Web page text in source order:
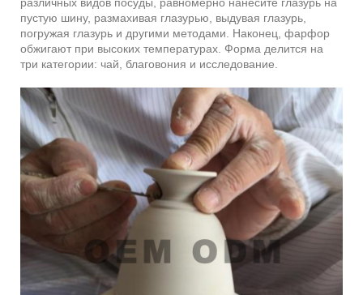
различных видов посуды, равномерно нанесите глазурь на
пустую шину, размахивая глазурью, выдувая глазурь,
погружая глазурь и другими методами. Наконец, фарфор
обжигают при высоких температурах. Форма делится на
три категории: чай, благовония и исследование.